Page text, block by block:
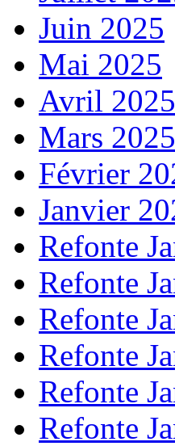
Juin 2025
Mai 2025
Avril 2025
Mars 2025
Février
Janvier
Refonte
Refonte
Refonte
Refonte
Refonte
Refonte